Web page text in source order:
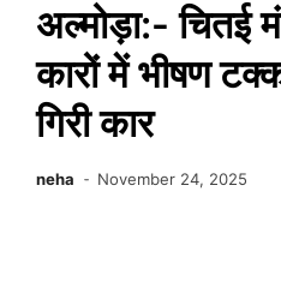
अल्मोड़ा:- चितई
कारों में भीषण
गिरी कार
neha November 24, 2025